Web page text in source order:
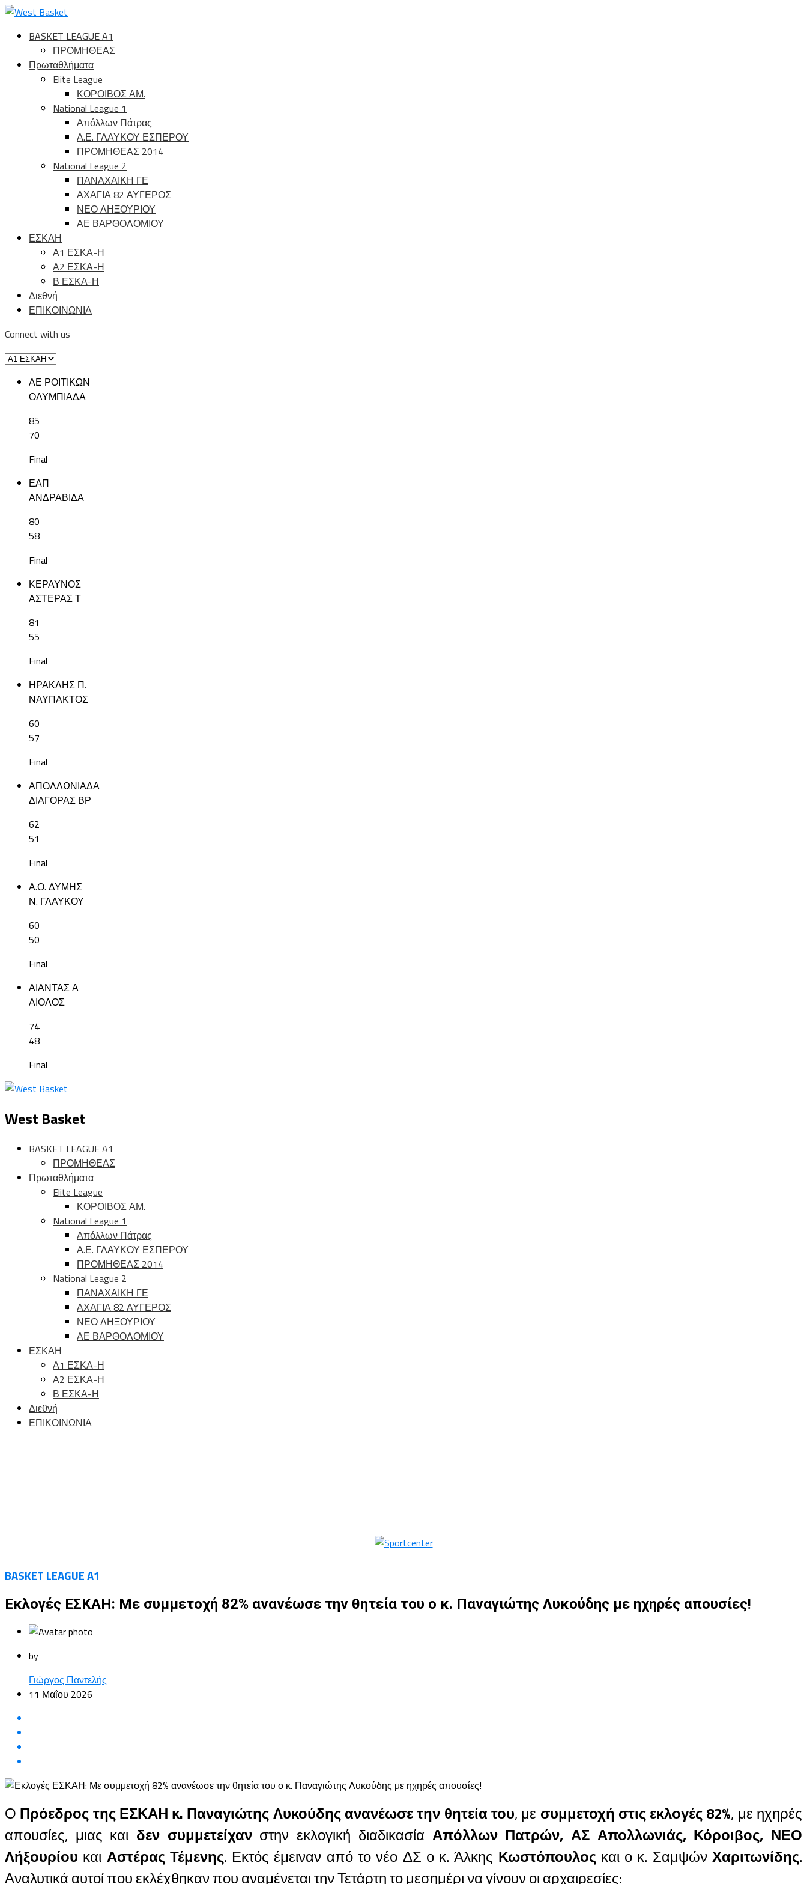
BASKET LEAGUE A1
ΠΡΟΜΗΘΕΑΣ
Πρωταθλήματα
Elite League
ΚΟΡΟΙΒΟΣ ΑΜ.
National League 1
Απόλλων Πάτρας
Α.Ε. ΓΛΑΥΚΟΥ ΕΣΠΕΡΟΥ
ΠΡΟΜΗΘΕΑΣ 2014
National League 2
ΠΑΝΑΧΑΙΚΗ ΓΕ
ΑΧΑΓΙΑ 82 ΑΥΓΕΡΟΣ
ΝΕΟ ΛΗΞΟΥΡΙΟΥ
ΑΕ ΒΑΡΘΟΛΟΜΙΟΥ
ΕΣΚΑΗ
Α1 ΕΣΚΑ-Η
Α2 ΕΣΚΑ-Η
Β ΕΣΚΑ-Η
Διεθνή
ΕΠΙΚΟΙΝΩΝΙΑ
Connect with us
ΑΕ ΡΟΙΤΙΚΩΝ
ΟΛΥΜΠΙΑΔΑ
85
70
Final
ΕΑΠ
ΑΝΔΡΑΒΙΔΑ
80
58
Final
ΚΕΡΑΥΝΟΣ
ΑΣΤΕΡΑΣ Τ
81
55
Final
ΗΡΑΚΛΗΣ Π.
ΝΑΥΠΑΚΤΟΣ
60
57
Final
ΑΠΟΛΛΩΝΙΑΔΑ
ΔΙΑΓΟΡΑΣ ΒΡ
62
51
Final
Α.Ο. ΔΥΜΗΣ
Ν. ΓΛΑΥΚΟΥ
60
50
Final
ΑΙΑΝΤΑΣ Α
ΑΙΟΛΟΣ
74
48
Final
West Basket
BASKET LEAGUE A1
ΠΡΟΜΗΘΕΑΣ
Πρωταθλήματα
Elite League
ΚΟΡΟΙΒΟΣ ΑΜ.
National League 1
Απόλλων Πάτρας
Α.Ε. ΓΛΑΥΚΟΥ ΕΣΠΕΡΟΥ
ΠΡΟΜΗΘΕΑΣ 2014
National League 2
ΠΑΝΑΧΑΙΚΗ ΓΕ
ΑΧΑΓΙΑ 82 ΑΥΓΕΡΟΣ
ΝΕΟ ΛΗΞΟΥΡΙΟΥ
ΑΕ ΒΑΡΘΟΛΟΜΙΟΥ
ΕΣΚΑΗ
Α1 ΕΣΚΑ-Η
Α2 ΕΣΚΑ-Η
Β ΕΣΚΑ-Η
Διεθνή
ΕΠΙΚΟΙΝΩΝΙΑ
BASKET LEAGUE A1
Εκλογές ΕΣΚΑΗ: Με συμμετοχή 82% ανανέωσε την θητεία του ο κ. Παναγιώτης Λυκούδης με ηχηρές απουσίες!
by
Γιώργος Παντελής
11 Μαΐου 2026
Ο Πρόεδρος της ΕΣΚΑΗ κ. Παναγιώτης Λυκούδης ανανέωσε την θητεία του, με συμμετοχή στις εκλογές 82%, με ηχηρές
απουσίες, μιας και δεν συμμετείχανστην εκλογική διαδικασία Απόλλων Πατρών, ΑΣ Απολλωνιάς, Κόροιβος, ΝΕΟ
Λήξουρίου και Αστέρας Τέμενης. Εκτός έμειναν από το νέο ΔΣ ο κ. Άλκης Κωστόπουλοςκαι ο κ. ΣαμψώνΧαριτωνίδης.
Αναλυτικά αυτοί που εκλέχθηκαν που αναμένεται την Τετάρτη το μεσημέρι να γίνουν οι αρχαιρεσίες: